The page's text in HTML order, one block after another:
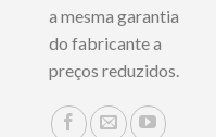
a mesma garantia
do fabricante a
preços reduzidos.